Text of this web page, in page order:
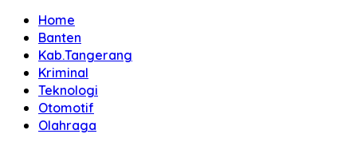
Home
Banten
Kab.Tangerang
Kriminal
Teknologi
Otomotif
Olahraga